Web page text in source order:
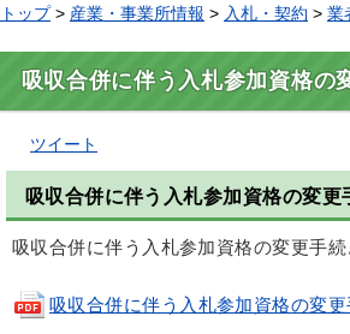
トップ> 産業・事業所情報 > 入札・契約 > 業
吸収合併に伴う入札参加資格の
ツイート
吸収合併に伴う入札参加資格の変更
吸収合併に伴う入札参加資格の変更手
吸収合併に伴う入札参加資格の変